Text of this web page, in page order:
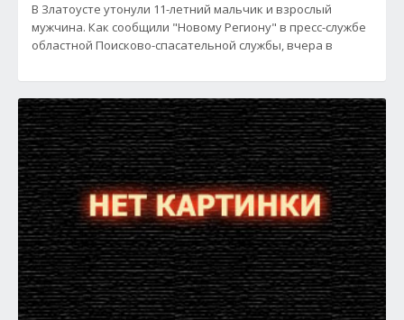
В Златоусте утонули 11-летний мальчик и взрослый
мужчина. Как сообщили "Новому Региону" в пресс-службе
областной Поисково-спасательной службы, вчера в